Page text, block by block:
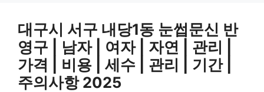
대구시 서구 내당1동 눈썹문신 반
영구 | 남자 | 여자 | 자연 | 관리 |
가격 | 비용 | 세수 | 관리 | 기간 |
주의사항 2025